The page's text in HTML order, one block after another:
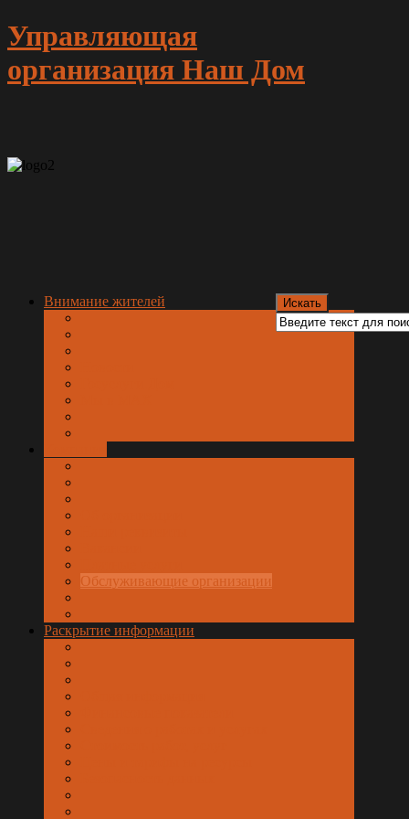
Управляющая
организация Наш Дом
Внимание жителей
Обслуживающие организации
Раскрытие информации